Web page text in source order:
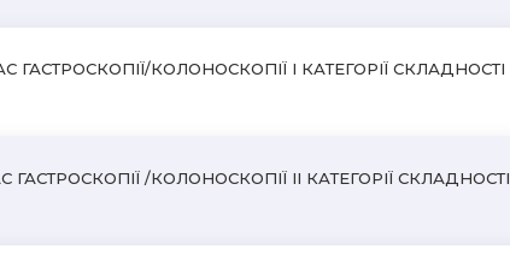
КОЛОНОСКОПІЇ І КАТЕГОРІЇ СКЛАДНОСТІ
/КОЛОНОСКОПІЇ II КАТЕГОРІЇ СКЛАДНОСТІ